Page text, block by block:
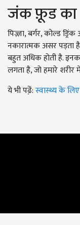
जंक फ़ूड
पिज़्ज़ा,बर्गर,कोल्ड
नकारात्मक असर पड़ता
बहुत अधिक होती है.
लगता है,जो हमारे
ये भी पढे़ं:स्वास्थ्य के